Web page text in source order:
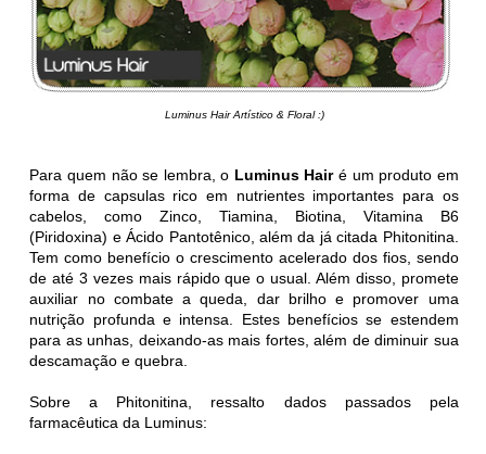
Luminus Hair Artístico & Floral :)
Para quem não se lembra, o Luminus Hairé um produto em
forma de capsulas rico em nutrientes importantes para os
cabelos, como Zinco, Tiamina, Biotina, Vitamina B6
(Piridoxina) e Ácido Pantotênico, além da já citada Phitonitina.
Tem como benefício o crescimento acelerado dos fios, sendo
de até 3 vezes mais rápido que o usual. Além disso, promete
auxiliar no combate a queda, dar brilho e promover uma
nutrição profunda e intensa. Estes benefícios se estendem
para as unhas, deixando-as mais fortes, além de diminuir sua
descamação e quebra.
Sobre a Phitonitina, ressalto dados passados pela
farmacêutica da Luminus: